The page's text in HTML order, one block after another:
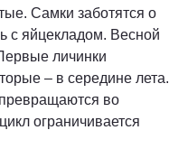
Самки заботятся о
с яйцекладом. Весной
личинки
– в середине лета.
во
ограничивается